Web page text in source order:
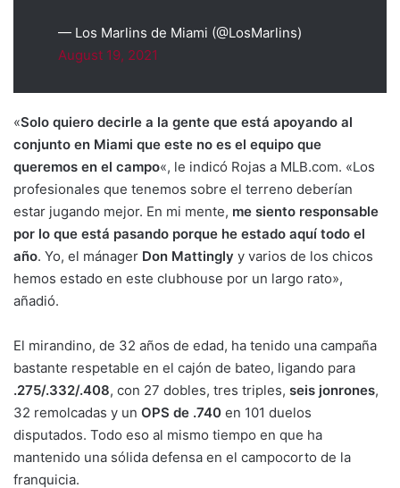
— Los Marlins de Miami (@LosMarlins)
August 19, 2021
«Solo quiero decirle a la gente que está apoyando al
conjunto en Miami que este no es el equipo que
queremos en el campo«, le indicó Rojas a MLB.com. «Los
profesionales que tenemos sobre el terreno deberían
estar jugando mejor. En mi mente, me siento responsable
por lo que está pasando porque he estado aquí todo el
año. Yo, el mánager Don Mattingly y varios de los chicos
hemos estado en este clubhouse por un largo rato»,
añadió.
El mirandino, de 32 años de edad, ha tenido una campaña
bastante respetable en el cajón de bateo, ligando para
.275/.332/.408, con 27 dobles, tres triples, seis jonrones,
32 remolcadas y un OPS de .740 en 101 duelos
disputados. Todo eso al mismo tiempo en que ha
mantenido una sólida defensa en el campocorto de la
franquicia.